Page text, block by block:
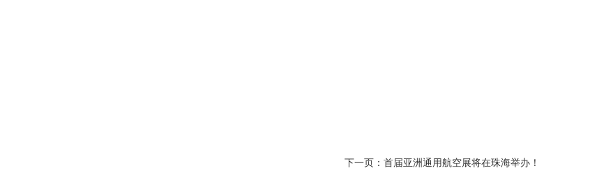
下一页： 首届亚洲通用航空展将在珠海举办！